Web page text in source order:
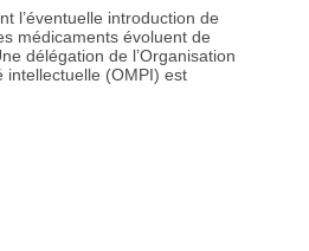
l’éventuelle introduction de
médicaments évoluent de
délégation de l’Organisation
intellectuelle (OMPI) est